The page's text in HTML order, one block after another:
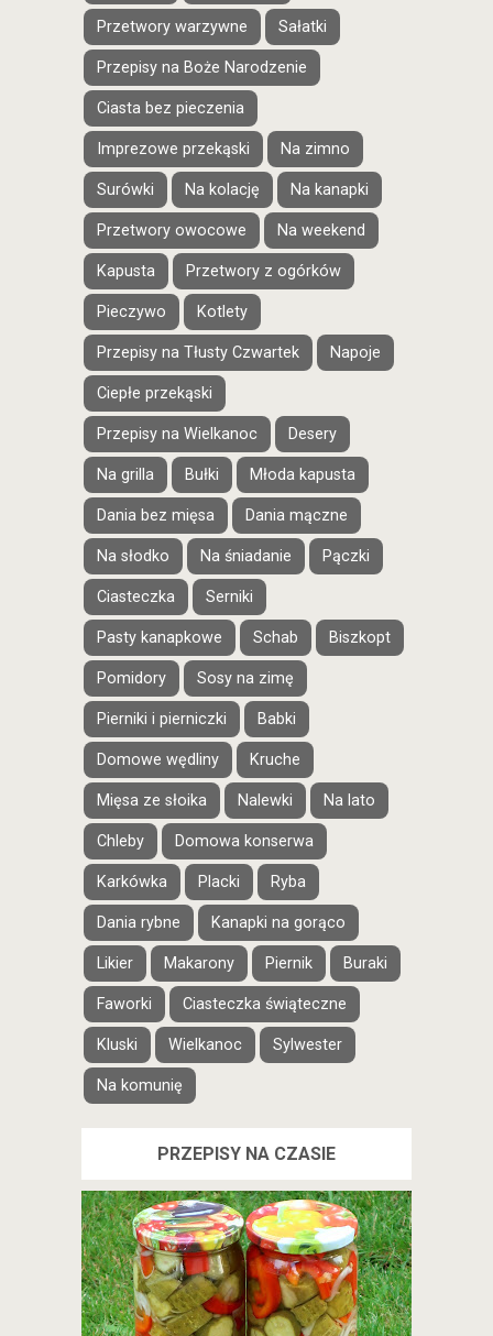
Przetwory warzywne Sałatki
Przepisy na Boże Narodzenie
Ciasta bez pieczenia
Imprezowe przekąski Na zimno
Surówki Na kolację Na kanapki
Przetwory owocowe Na weekend
Kapusta Przetwory z ogórków
Pieczywo Kotlety
Przepisy na Tłusty Czwartek Napoje
Ciepłe przekąski
Przepisy na Wielkanoc Desery
Na grilla Bułki Młoda kapusta
Dania bez mięsa Dania mączne
Na słodko Na śniadanie Pączki
Ciasteczka Serniki
Pasty kanapkowe Schab Biszkopt
Pomidory Sosy na zimę
Pierniki i pierniczki Babki
Domowe wędliny Kruche
Mięsa ze słoika Nalewki Na lato
Chleby Domowa konserwa
Karkówka Placki Ryba
Dania rybne Kanapki na gorąco
Likier Makarony Piernik Buraki
Faworki Ciasteczka świąteczne
Kluski Wielkanoc Sylwester
Na komunię
PRZEPISY NA CZASIE